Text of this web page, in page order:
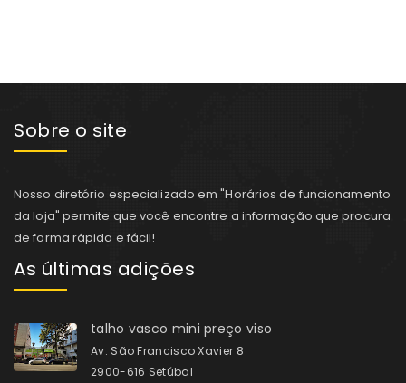
Sobre o site
Nosso diretório especializado em "Horários de funcionamento
da loja" permite que você encontre a informação que procura
de forma rápida e fácil!
As últimas adições
talho vasco mini preço viso
Av. São Francisco Xavier 8
2900-616 Setúbal